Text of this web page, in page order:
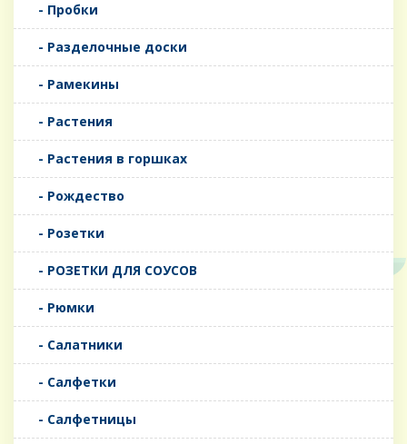
- Пробки
- Разделочные доски
- Рамекины
- Растения
- Растения в горшках
- Рождество
- Розетки
- РОЗЕТКИ ДЛЯ СОУСОВ
- Рюмки
- Салатники
- Салфетки
- Салфетницы